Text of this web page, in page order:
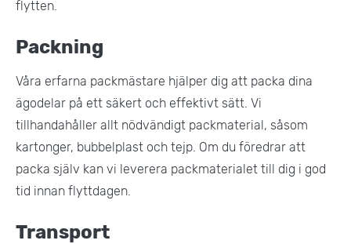
flytten​.
Packning
Våra erfarna packmästare hjälper dig att packa dina
ägodelar på ett säkert och effektivt sätt. Vi
tillhandahåller allt nödvändigt packmaterial, såsom
kartonger, bubbelplast och tejp. Om du föredrar att
packa själv kan vi leverera packmaterialet till dig i god
tid innan flyttdagen.
Transport